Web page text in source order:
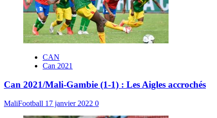
CAN
Can 2021
Can 2021/Mali-Gambie (1-1) : Les Aigles accrochés
MaliFootball 17 janvier 2022 0